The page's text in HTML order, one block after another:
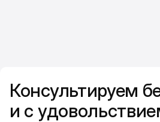
Консультируем
и с